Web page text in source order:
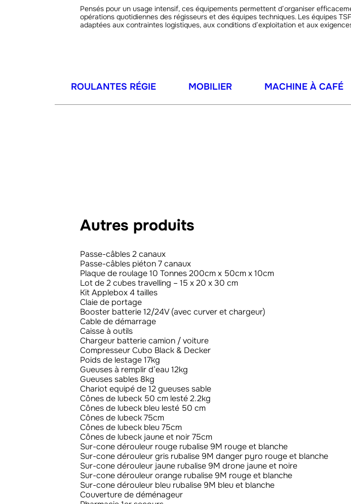
Pensés pour un usage intensif, ces équipements permettent d’organiser
opérations quotidiennes des régisseurs et des équipes techniques. Les équipes
adaptées aux contraintes logistiques, aux conditions d’exploitation et aux
ROULANTES RÉGIE MOBILIER MACHINE À CAFÉ
Autres produits
Passe-câbles 2 canaux
Passe-câbles piéton 7 canaux
Plaque de roulage 10 Tonnes 200cm x 50cm x 10cm
Lot de 2 cubes travelling – 15 x 20 x 30 cm
Kit Applebox 4 tailles
Claie de portage
Booster batterie 12/24V (avec curver et chargeur)
Cable de démarrage
Caisse à outils
Chargeur batterie camion / voiture
Compresseur Cubo Black & Decker
Poids de lestage 17kg
Gueuses à remplir d’eau 12kg
Gueuses sables 8kg
Chariot equipé de 12 gueuses sable
Cônes de lubeck 50 cm lesté 2.2kg
Cônes de lubeck bleu lesté 50 cm
Cônes de lubeck 75cm
Cônes de lubeck bleu 75cm
Cônes de lubeck jaune et noir 75cm
Sur-cone dérouleur rouge rubalise 9M rouge et blanche
Sur-cone dérouleur gris rubalise 9M danger pyro rouge et blanche
Sur-cone dérouleur jaune rubalise 9M drone jaune et noire
Sur-cone dérouleur orange rubalise 9M rouge et blanche
Sur-cone dérouleur bleu rubalise 9M bleu et blanche
Couverture de déménageur